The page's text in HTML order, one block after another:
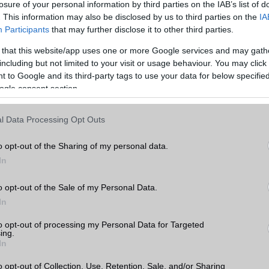
of your personal information by third parties on the IAB’s list of
This information may also be disclosed by us to third parties on the
Participants that may further disclose it to other third parties.
that this website/app uses one or more Google services and may
but not limited to your visit or usage behaviour. You may
to Google and its third-party tags to use your data for below
consent section.
Data Processing Opt Outs
opt-out of the Sharing of my personal data.
opt-out of the Sale of my Personal Data.
opt-out of processing my Personal Data for Targeted
opt-out of Collection, Use, Retention, Sale, and/or Sharing
előtt érdemes átgondolni, hogy mire is használnánk a készüléket. Ha
akkor például fontos lehet a nagy kijelző és a hosszú akkumulátor-
érdekel, hogy a legújabb és legjobb kamerával rendelkező készüléket szeretnéd,
amikor két mobiltelefont hasonlítunk össze, az ár. A mobiltelefonok széles
fontos, hogy az árakat összehasonlítsuk, és kiválasszuk a legjobb értéket
figyelembe kell vennünk a készülék belső hardverét, amely befolyásolja a
az egyik legfontosabb tényező, amikor egy mobiltelefont választunk. Az
azok számára, akik sokat utaznak, vagy sok időt töltenek el útközben. Az
és az energiatakarékos funkcióknak köszönhetően egyes készülékek
nagyon fontos tényező. A készülékek operációs rendszere befolyásolja a
iOS rendszerrel rendelkező készülékek szigorúbb biztonsági szabályokkal